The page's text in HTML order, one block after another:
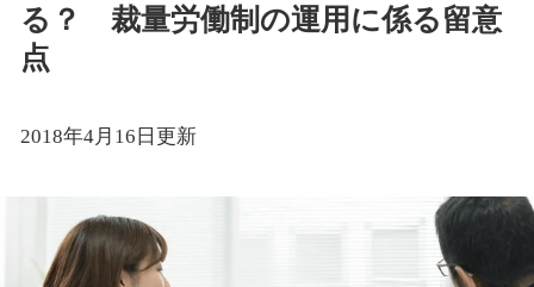
る？ 裁量労働制の運用に係る留意
点
2018年4月16日更新